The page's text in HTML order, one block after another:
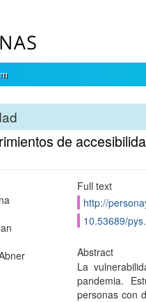
de
Full text
http://
10.53689/
Abstract
La
pandemia.
personas con